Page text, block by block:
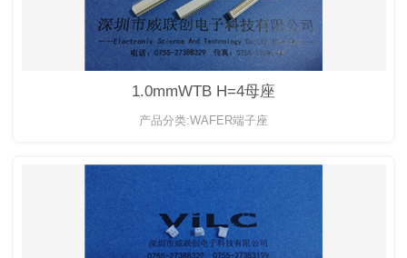
1.0mmWTB H=4母座
产品分类:WAFER端子座